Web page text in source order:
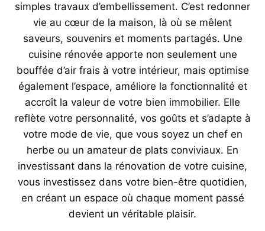
simples travaux d’embellissement. C’est redonner
vie au cœur de la maison, là où se mêlent
saveurs, souvenirs et moments partagés. Une
cuisine rénovée apporte non seulement une
bouffée d’air frais à votre intérieur, mais optimise
également l’espace, améliore la fonctionnalité et
accroît la valeur de votre bien immobilier. Elle
reflète votre personnalité, vos goûts et s’adapte à
votre mode de vie, que vous soyez un chef en
herbe ou un amateur de plats conviviaux. En
investissant dans la rénovation de votre cuisine,
vous investissez dans votre bien-être quotidien,
en créant un espace où chaque moment passé
devient un véritable plaisir.